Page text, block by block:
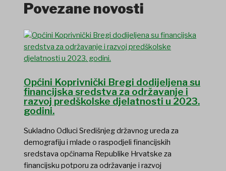
Povezane novosti
Općini Koprivnički Bregi dodijeljena su
financijska sredstva za održavanje i
razvoj predškolske djelatnosti u 2023.
godini.
Sukladno Odluci Središnjeg državnog ureda za
demografiju i mlade o raspodjeli financijskih
sredstava općinama Republike Hrvatske za
financijsku potporu za održavanje i razvoj